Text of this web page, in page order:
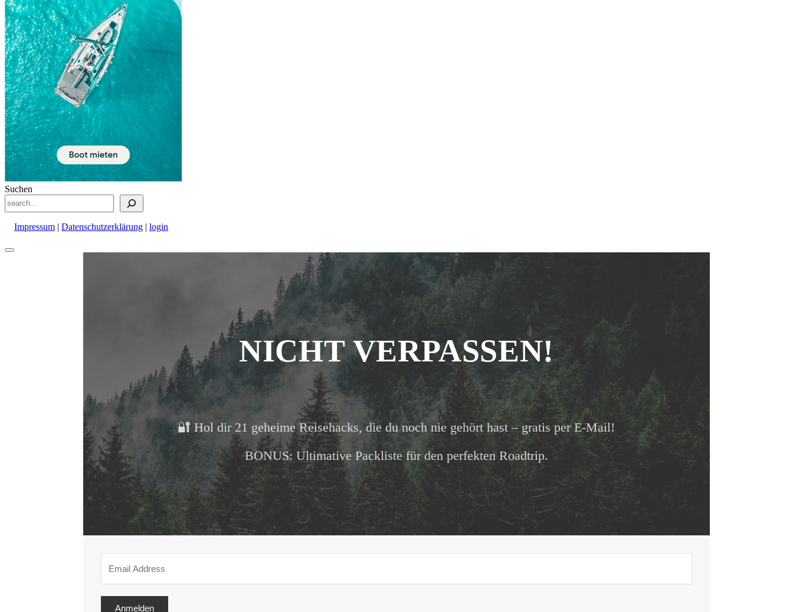
Suchen
Impressum | Datenschutzerklärung | login
Nach
NICHT VERPASSEN!
🔐 Hol dir 21 geheime Reisehacks, die du noch nie gehört hast – gratis per E-Mail!
BONUS: Ultimative Packliste für den perfekten Roadtrip.
Anmelden